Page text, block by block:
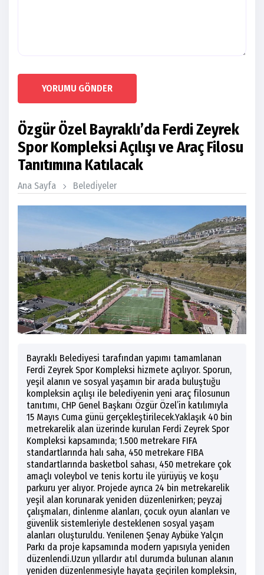
YORUMU GÖNDER
Özgür Özel Bayraklı’da Ferdi Zeyrek
Spor Kompleksi Açılışı ve Araç Filosu
Tanıtımına Katılacak
Ana Sayfa Beledi̇yeler
Bayraklı Belediyesi tarafından yapımı tamamlanan
Ferdi Zeyrek Spor Kompleksi hizmete açılıyor. Sporun,
yeşil alanın ve sosyal yaşamın bir arada buluştuğu
kompleksin açılışı ile belediyenin yeni araç filosunun
tanıtımı, CHP Genel Başkanı Özgür Özel’in katılımıyla
15 Mayıs Cuma günü gerçekleştirilecek.Yaklaşık 40 bin
metrekarelik alan üzerinde kurulan Ferdi Zeyrek Spor
Kompleksi kapsamında; 1.500 metrekare FIFA
standartlarında halı saha, 450 metrekare FIBA
standartlarında basketbol sahası, 450 metrekare çok
amaçlı voleybol ve tenis kortu ile yürüyüş ve koşu
parkuru yer alıyor. Projede ayrıca 24 bin metrekarelik
yeşil alan korunarak yeniden düzenlenirken; peyzaj
çalışmaları, dinlenme alanları, çocuk oyun alanları ve
güvenlik sistemleriyle desteklenen sosyal yaşam
alanları oluşturuldu. Yenilenen Şenay Aybüke Yalçın
Parkı da proje kapsamında modern yapısıyla yeniden
düzenlendi.Uzun yıllardır atıl durumda bulunan alanın
yeniden düzenlenmesiyle hayata geçirilen kompleksin,